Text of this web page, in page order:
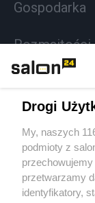
Gospodarka
Rozmaitości
Sport
Kultura
Drogi
My, naszych
podmioty z
przetwarzamy
identyfikatory,